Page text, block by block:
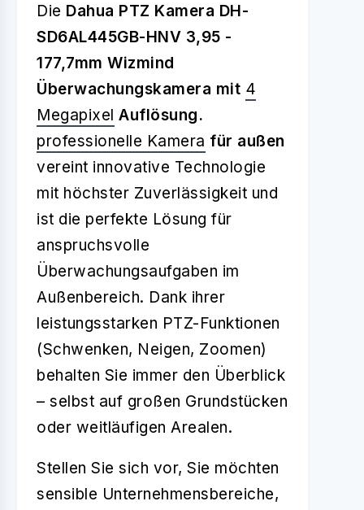
Die Dahua PTZ Kamera DH-
SD6AL445GB-HNV 3,95 -
177,7mm Wizmind
Überwachungskamera mit 4
Megapixel Auflösung.
professionelle Kamera für außen
vereint innovative Technologie
mit höchster Zuverlässigkeit und
ist die perfekte Lösung für
anspruchsvolle
Überwachungsaufgaben im
Außenbereich. Dank ihrer
leistungsstarken PTZ-Funktionen
(Schwenken, Neigen, Zoomen)
behalten Sie immer den Überblick
– selbst auf großen Grundstücken
oder weitläufigen Arealen.
Stellen Sie sich vor, Sie möchten
sensible Unternehmensbereiche,